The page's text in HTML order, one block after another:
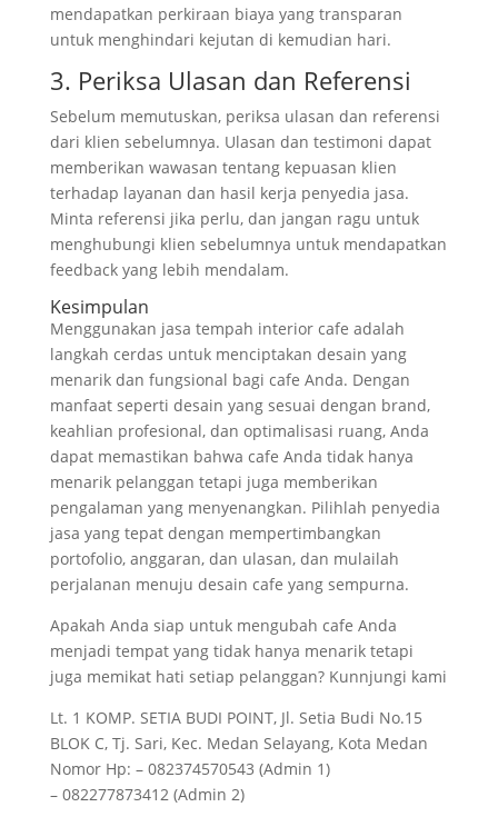
mendapatkan perkiraan biaya yang transparan
untuk menghindari kejutan di kemudian hari.
3. Periksa Ulasan dan Referensi
Sebelum memutuskan, periksa ulasan dan referensi
dari klien sebelumnya. Ulasan dan testimoni dapat
memberikan wawasan tentang kepuasan klien
terhadap layanan dan hasil kerja penyedia jasa.
Minta referensi jika perlu, dan jangan ragu untuk
menghubungi klien sebelumnya untuk mendapatkan
feedback yang lebih mendalam.
Kesimpulan
Menggunakan jasa tempah interior cafe adalah
langkah cerdas untuk menciptakan desain yang
menarik dan fungsional bagi cafe Anda. Dengan
manfaat seperti desain yang sesuai dengan brand,
keahlian profesional, dan optimalisasi ruang, Anda
dapat memastikan bahwa cafe Anda tidak hanya
menarik pelanggan tetapi juga memberikan
pengalaman yang menyenangkan. Pilihlah penyedia
jasa yang tepat dengan mempertimbangkan
portofolio, anggaran, dan ulasan, dan mulailah
perjalanan menuju desain cafe yang sempurna.
Apakah Anda siap untuk mengubah cafe Anda
menjadi tempat yang tidak hanya menarik tetapi
juga memikat hati setiap pelanggan? Kunnjungi kami
Lt. 1 KOMP. SETIA BUDI POINT, Jl. Setia Budi No.15
BLOK C, Tj. Sari, Kec. Medan Selayang, Kota Medan
Nomor Hp: – 082374570543 (Admin 1)
– 082277873412 (Admin 2)